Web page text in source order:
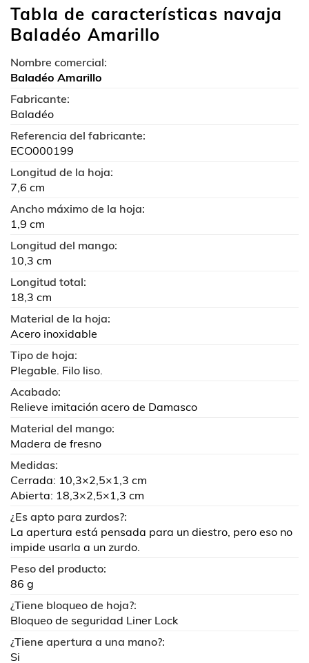
Tabla de características navaja
Baladéo Amarillo
Nombre comercial:
Baladéo Amarillo
Fabricante:
Baladéo
Referencia del fabricante:
ECO000199
Longitud de la hoja:
7,6 cm
Ancho máximo de la hoja:
1,9 cm
Longitud del mango:
10,3 cm
Longitud total:
18,3 cm
Material de la hoja:
Acero inoxidable
Tipo de hoja:
Plegable. Filo liso.
Acabado:
Relieve imitación acero de Damasco
Material del mango:
Madera de fresno
Medidas:
Cerrada: 10,3×2,5×1,3 cm
Abierta: 18,3×2,5×1,3 cm
¿Es apto para zurdos?:
La apertura está pensada para un diestro, pero eso no
impide usarla a un zurdo.
Peso del producto:
86 g
¿Tiene bloqueo de hoja?:
Bloqueo de seguridad Liner Lock
¿Tiene apertura a una mano?:
Si